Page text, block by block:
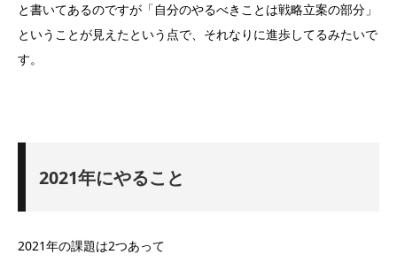
と書いてあるのですが「自分のやるべきことは戦略立案の部分」
ということが見えたという点で、それなりに進歩してるみたいで
す。
2021年にやること
2021年の課題は2つあって